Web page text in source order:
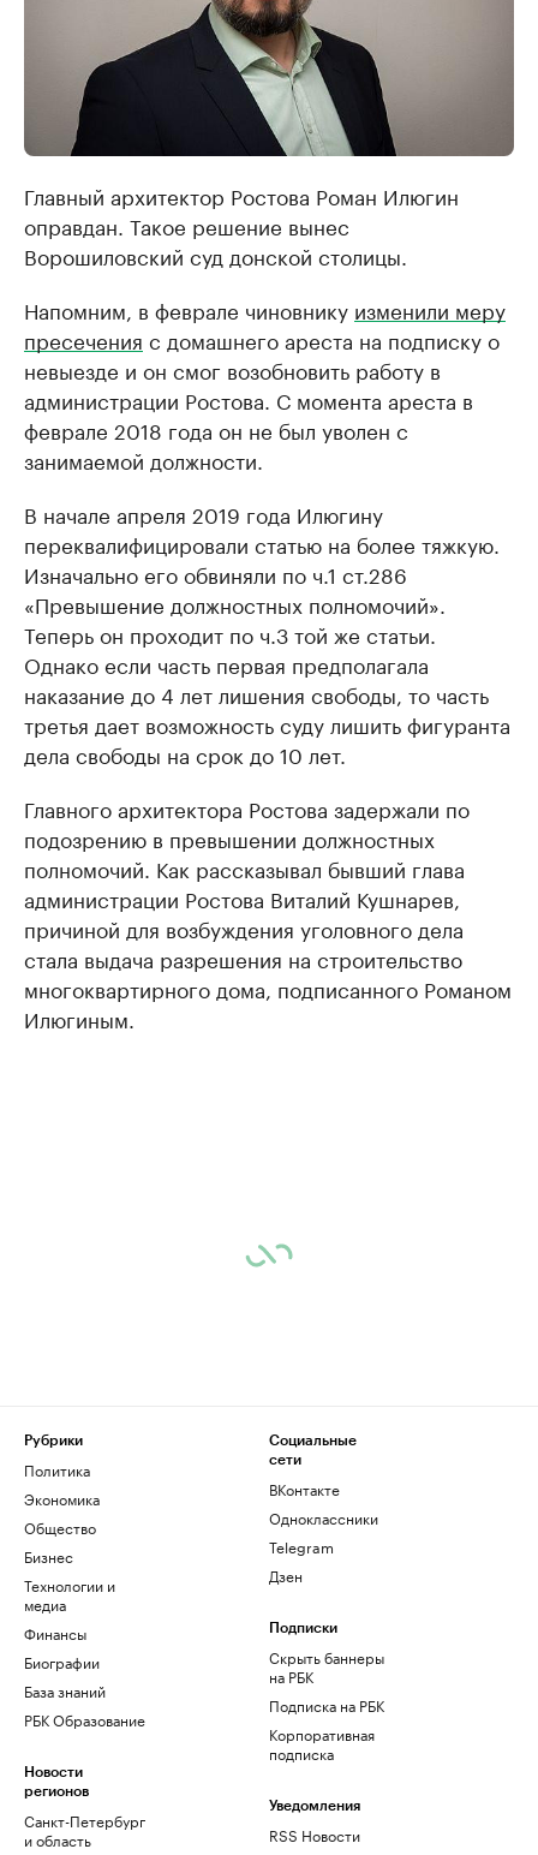
Главный архитектор Ростова Роман Илюгин
оправдан. Такое решение вынес
Ворошиловский суд донской столицы.
Напомним, в феврале чиновнику изменили меру
пресечения с домашнего ареста на подписку о
невыезде и он смог возобновить работу в
администрации Ростова. С момента ареста в
феврале 2018 года он не был уволен с
занимаемой должности.
В начале апреля 2019 года Илюгину
переквалифицировали статью на более тяжкую.
Изначально его обвиняли по ч.1 ст.286
«Превышение должностных полномочий».
Теперь он проходит по ч.3 той же статьи.
Однако если часть первая предполагала
наказание до 4 лет лишения свободы, то часть
третья дает возможность суду лишить фигуранта
дела свободы на срок до 10 лет.
Главного архитектора Ростова задержали по
подозрению в превышении должностных
полномочий. Как рассказывал бывший глава
администрации Ростова Виталий Кушнарев,
причиной для возбуждения уголовного дела
стала выдача разрешения на строительство
многоквартирного дома, подписанного Романом
Илюгиным.
Рубрики
Политика
Экономика
Общество
Бизнес
Технологии и
медиа
Финансы
Биографии
База знаний
РБК Образование
Новости
регионов
Санкт-Петербург
и область
Социальные
сети
ВКонтакте
Одноклассники
Telegram
Дзен
Подписки
Скрыть баннеры
на РБК
Подписка на РБК
Корпоративная
подписка
Уведомления
RSS Новости